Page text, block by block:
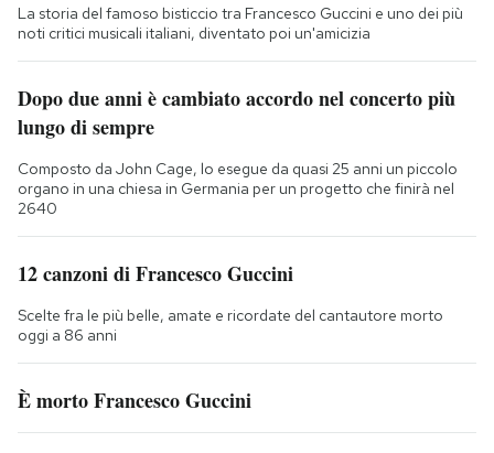
La storia del famoso bisticcio tra Francesco Guccini e uno dei più
noti critici musicali italiani, diventato poi un'amicizia
Dopo due anni è cambiato accordo nel concerto più
lungo di sempre
Composto da John Cage, lo esegue da quasi 25 anni un piccolo
organo in una chiesa in Germania per un progetto che finirà nel
2640
12 canzoni di Francesco Guccini
Scelte fra le più belle, amate e ricordate del cantautore morto
oggi a 86 anni
È morto Francesco Guccini